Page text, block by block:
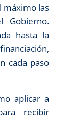
máximo las
Gobierno.
hasta la
cada paso
aplicar a
recibir